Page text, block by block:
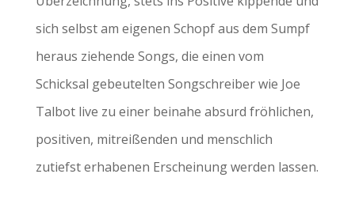
sich selbst am eigenen Schopf aus dem Sumpf
heraus ziehende Songs, die einen vom
Schicksal gebeutelten Songschreiber wie Joe
Talbot live zu einer beinahe absurd fröhlichen,
positiven, mitreißenden und menschlich
zutiefst erhabenen Erscheinung werden lassen.